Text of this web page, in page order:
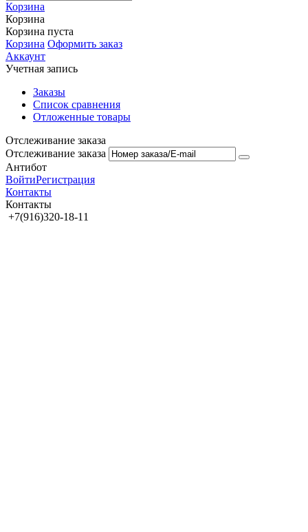
Корзина
Корзина
Корзина пуста
Корзина Оформить заказ
Аккаунт
Учетная запись
Заказы
Список сравнения
Отложенные товары
Отслеживание заказа
Отслеживание заказа
Антибот
ВойтиРегистрация
Контакты
Контакты
+7(916)320-18-11